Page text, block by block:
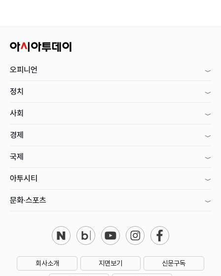
오피니언
정치
사회
경제
국제
아투시티
문화·스포츠
회사소개 지면보기 신문구독